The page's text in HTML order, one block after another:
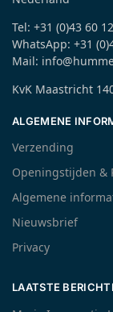
Tel: +31 (0)43 60
WhatsApp: +31
Mail:
KvK Maastricht
ALGEMENE
Verzending
Openingstijden &
Algemene
Nieuwsbrief
Privacy
LAATSTE